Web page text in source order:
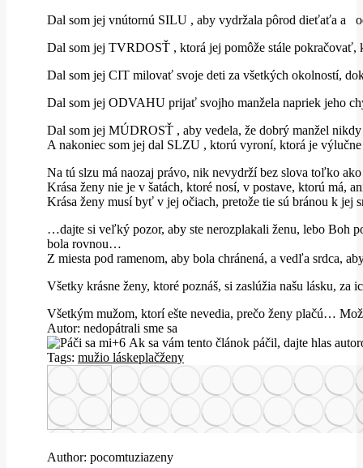
Dal som jej vnútornú SILU , aby vydržala pôrod dieťaťa a
Dal som jej TVRDOSŤ , ktorá jej pomôže stále pokračovať,
Dal som jej CIT milovať svoje deti za všetkých okolností,
Dal som jej ODVAHU prijať svojho manžela napriek jeho
Dal som jej MÚDROSŤ , aby vedela, že dobrý manžel
A nakoniec som jej dal SLZU , ktorú vyroní, ktorá je
Na tú slzu má naozaj právo, nik nevydrží bez slova toľko ako
Krása ženy nie je v šatách, ktoré nosí, v postave, ktorú má,
Krása ženy musí byť v jej očiach, pretože tie sú bránou k jej
…dajte si veľký pozor, aby ste nerozplakali ženu, lebo Boh
bola rovnou…
Z miesta pod ramenom, aby bola chránená, a vedľa srdca,
Všetky krásne ženy, ktoré poznáš, si zaslúžia našu lásku,
Všetkým mužom, ktorí ešte nevedia, prečo ženy plačú…
Autor: nedopátrali sme sa
+6 Ak sa vám tento článok páčil, dajte hlas
Tags: mužio láskeplačženy
Author: pocomtuziazeny